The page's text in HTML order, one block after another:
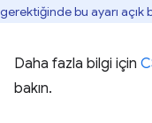
gerektiğinde bu ayarı açık
Daha fazla bilgi için
bakın.